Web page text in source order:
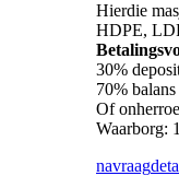
Hierdie
HDPE,
30%
70%
Of
Waarborg:
navraag